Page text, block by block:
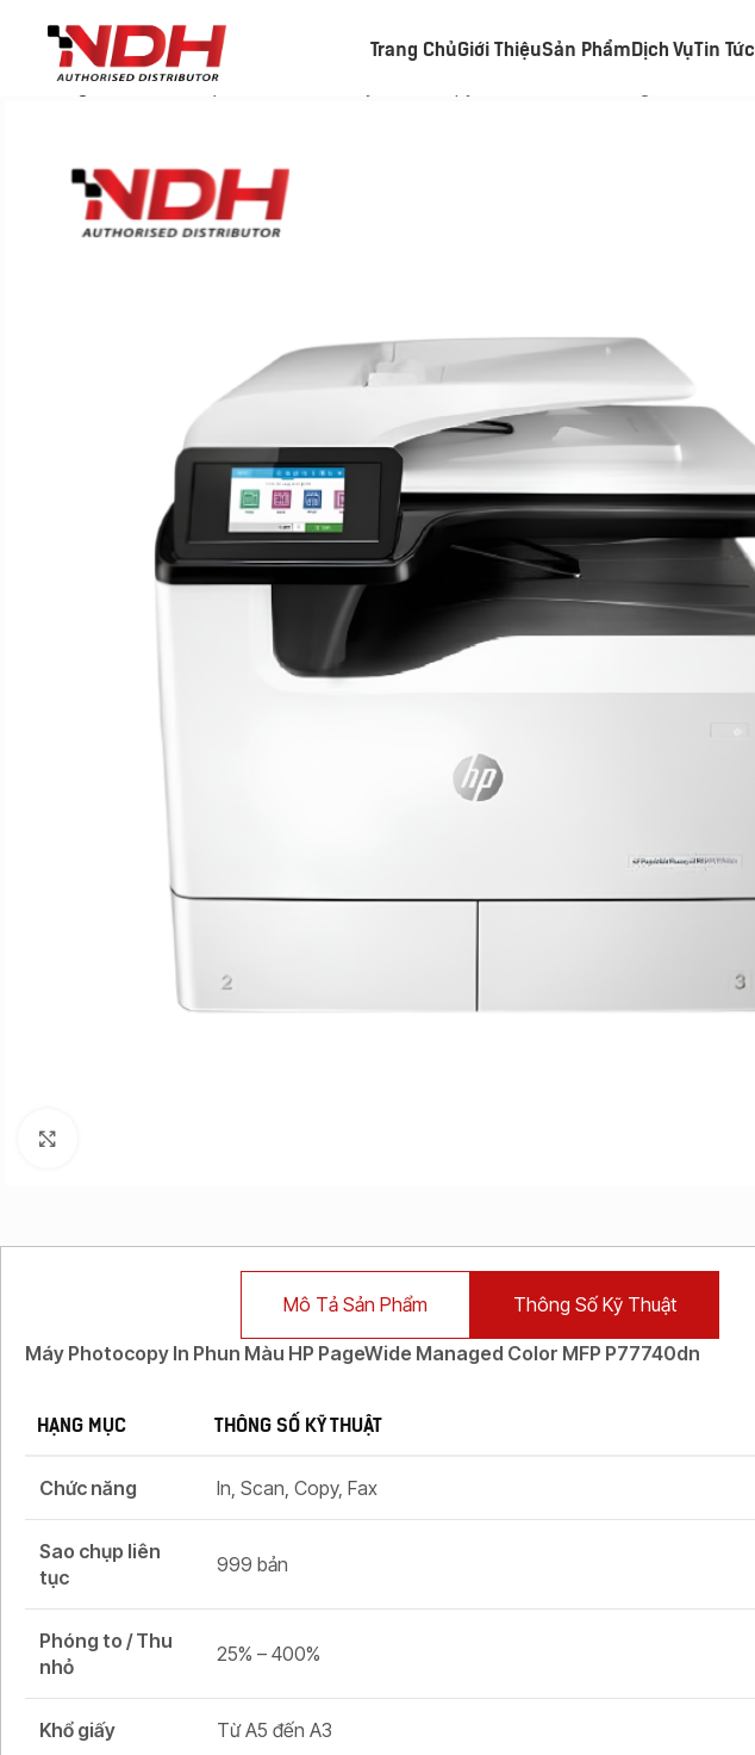
Trang ChủGiới ThiệuSản Phẩm
Photocopy
Laser Đen
Phun Màu
Epson
Dịch VụTin Tức
Trang chủ»Danh Mục Sản Phẩm
Mô Tả Sản Phẩm Thông Số Kỹ Thuật
Máy Photocopy In Phun Màu HP PageWide Managed Color MFP P77740dn
HẠNG MỤC THÔNG SỐ KỸ THUẬT
Chức năng In, Scan, Copy, Fax
Sao chụp liên
tục
999 bản
Phóng to / Thu
nhỏ
25% – 400%
Khổ giấy Từ A5 đến A3